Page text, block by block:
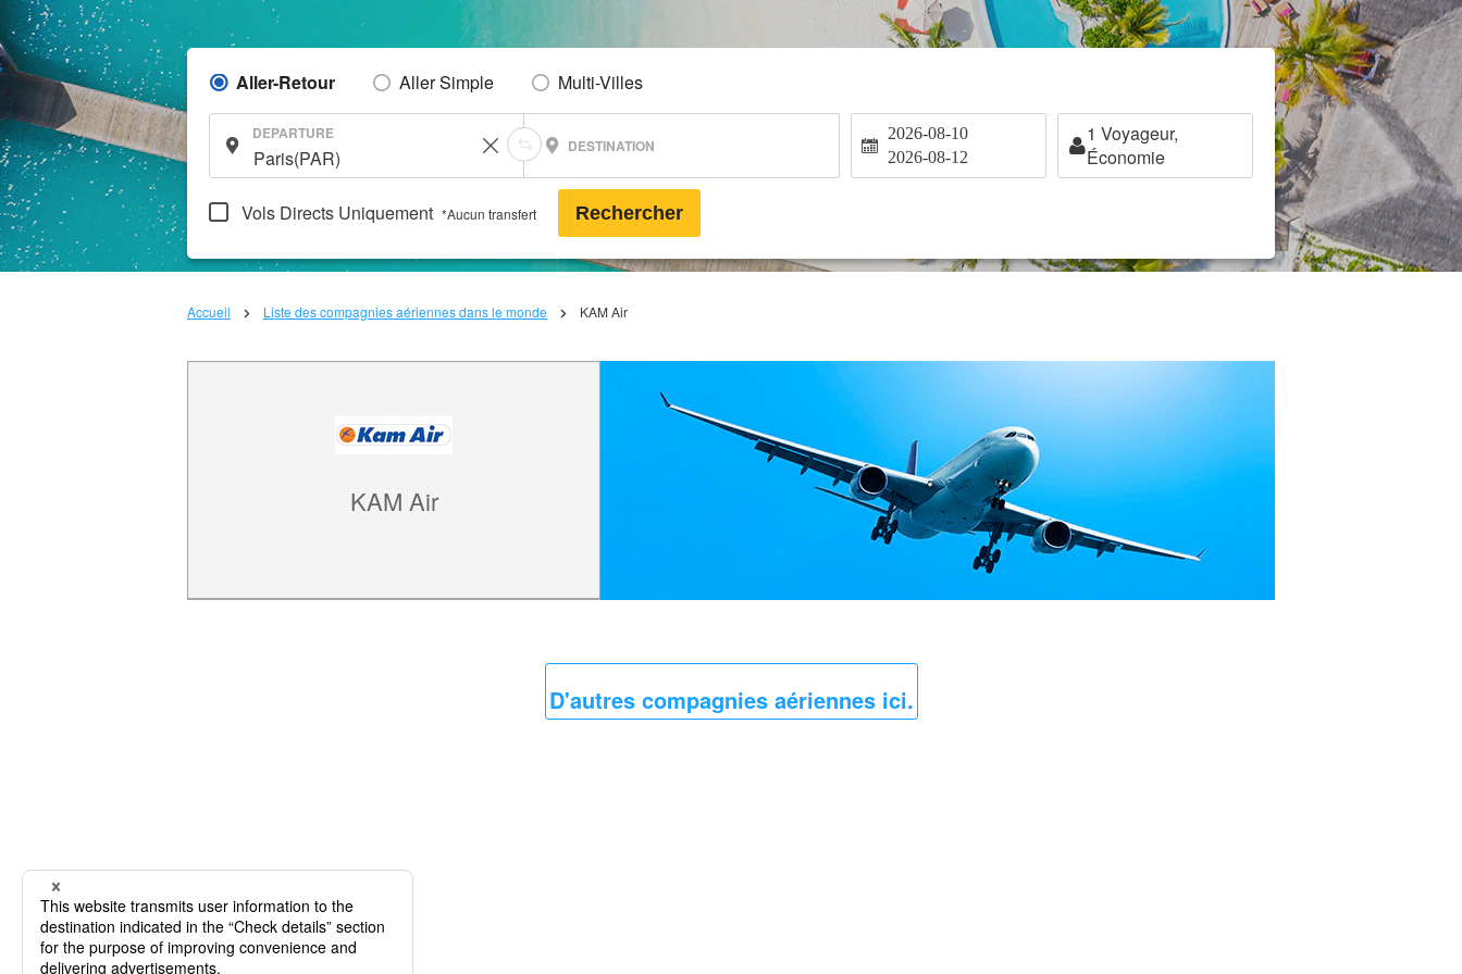
Aller-Retour Aller Simple Multi-Villes
DEPARTURE
DESTINATION
2026-08-10
2026-08-12
1 Voyageur,
Économie
Vols Directs Uniquement *Aucun transfert Rechercher
Accueil Liste des compagnies aériennes dans le monde KAM Air
KAM Air
D'autres compagnies aériennes ici.